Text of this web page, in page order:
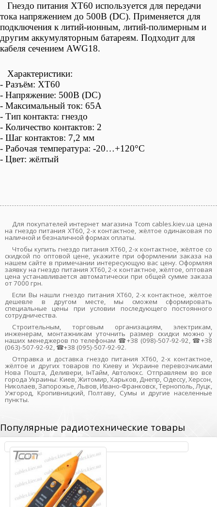
Гнездо питания XT60 используется для передачи
тока напряжением до 500В (DC). Применяется для
подключения к литий-ионным, литий-полимерным и
другим аккумуляторным батареям. Подходит для
кабеля сечением AWG18.
Характеристики:
- Разъём: XT60
- Напряжение: 500В (DC)
- Максимальный ток: 65А
- Тип контакта: гнездо
- Количество контактов: 2
- Шаг контактов: 7,2 мм
- Рабочая температура: -20…+120°С
- Цвет: жёлтый
Для покупателей интернет магазина Tcom cables.kiev.ua цена
на гнездо питания XT60, 2-х контактное, жёлтое одинаковая по
наличной и безналичной формах оплаты.
Чтобы купить гнездо питания XT60, 2-х контактное, жёлтое со
скидкой по оптовой цене, укажите при оформлении заказа на
нашем сайте в примечании интересующую вас цену. Оформляя
заявку на гнездо питания XT60, 2-х контактное, жёлтое, оптовая
цена устанавливается автоматически при общей сумме заказа
от 7000 грн.
Если Вы нашли гнездо питания XT60, 2-х контактное, жёлтое
дешевле в другом месте, мы сможем сформировать
специальные цены при условии последующего постоянного
сотрудничества.
Строительным, торговым организациям, электрикам,
инженерам, монтажникам уточнить размер скидки можно у
наших менеджеров по телефонам ☎+38 (098)-507-92-92, ☎+38
(063)-507-92-92, ☎+38 (095)-507-92-92.
Отправка и доставка гнездо питания XT60, 2-х контактное,
жёлтое и других товаров по Киеву и Украине перевозчиками
Нова Пошта, Деливери, ІнТайм, Автолюкс. Отправляем во все
города Украины: Киев, Житомир, Харьков, Днепр, Одессу, Херсон,
Николаев, Запорожье, Львов, Ивано-Франковск, Тернополь, Луцк,
Ужгород, Кропивницкий, Полтаву, Сумы и другие населенные
пункты.
Популярные радиотехнические товары